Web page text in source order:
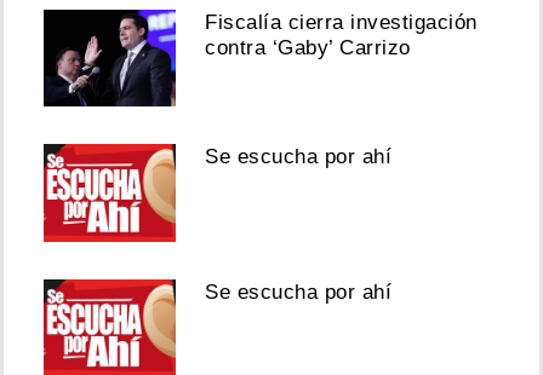
Fiscalía cierra investigación
contra ‘Gaby’ Carrizo
Se escucha por ahí
Se escucha por ahí